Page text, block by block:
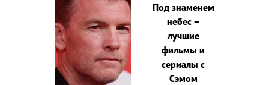
Под знаменем
небес –
лучшие
фильмы и
сериалы с
Сэмом